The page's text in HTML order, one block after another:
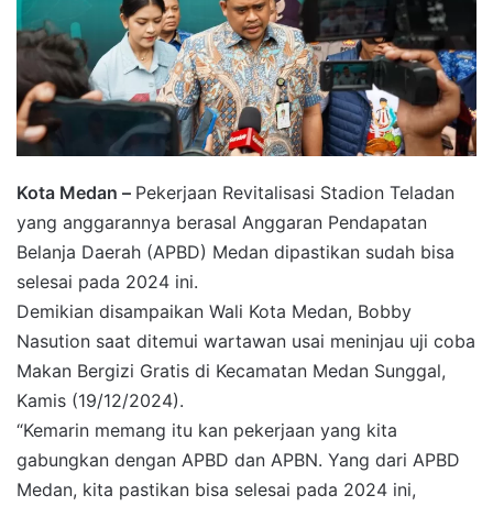
Kota Medan – Pekerjaan Revitalisasi Stadion Teladan
yang anggarannya berasal Anggaran Pendapatan
Belanja Daerah (APBD) Medan dipastikan sudah bisa
selesai pada 2024 ini.
Demikian disampaikan Wali Kota Medan, Bobby
Nasution saat ditemui wartawan usai meninjau uji coba
Makan Bergizi Gratis di Kecamatan Medan Sunggal,
Kamis (19/12/2024).
“Kemarin memang itu kan pekerjaan yang kita
gabungkan dengan APBD dan APBN. Yang dari APBD
Medan, kita pastikan bisa selesai pada 2024 ini,